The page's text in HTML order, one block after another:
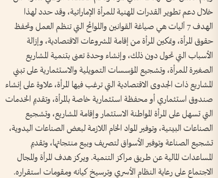
خلال دعم تطوير القدرات المهنية للمرأة الإماراتية، وقد حدد لهذا
الهدف 7 آليات هي صياغة القوانين واللوائح التي تنظم العمل وتحفظ
حقوق المرأة، وتمكين المرأة من إقامة المشروعات الاقتصادية، وإزالة
الأسباب التي تحول دون ذلك، وإنشاء وحدة تعنى بتنمية المشاريع
الصغيرة للمرأة، وتشجيع المؤسسات التمويلية والاستثمارية على تبني
المشاريع ذات الجدوى الاقتصادية التي ترغب فيها المرأة، علاوة على إنشاء
صندوق استثماري أو محفظة استثمارية خاصة بالمرأة، وتقديم الخدمات
التي تسهل على المرأة المواطنة الاستثمار وإقامة المشاريع، وتشجيع
الصناعات البيتية، وتوفير المواد الخام اللازمة لبعض الصناعات اليدوية،
تشجيع الصناعة وتوفير الأسواق لتصريف وبيع منتجاتها، وتقديم
المساعدات المالية عن طريق مراكز التنمية. ويركز هدف المرأة والمجال
الاجتماع على رعاية النظام الأسري وترسيخ كيانه ومقومات استقراره.